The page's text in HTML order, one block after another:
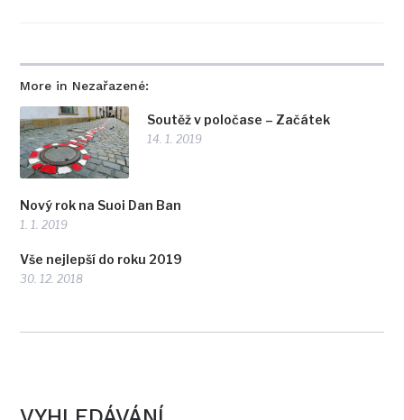
More in Nezařazené:
Soutěž v poločase – Začátek
14. 1. 2019
Nový rok na Suoi Dan Ban
1. 1. 2019
Vše nejlepší do roku 2019
30. 12. 2018